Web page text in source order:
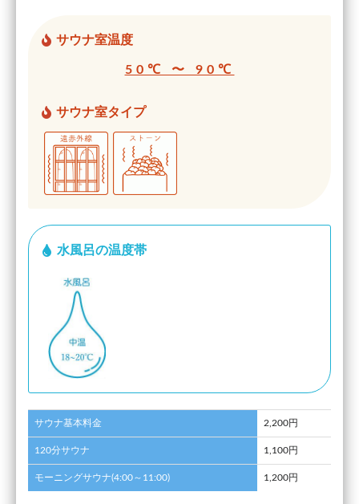
サウナ室温度
50℃ 〜 90℃
サウナ室タイプ
水風呂の温度帯
サウナ基本料金 2,200円
120分サウナ 1,100円
モーニングサウナ(4:00～11:00) 1,200円